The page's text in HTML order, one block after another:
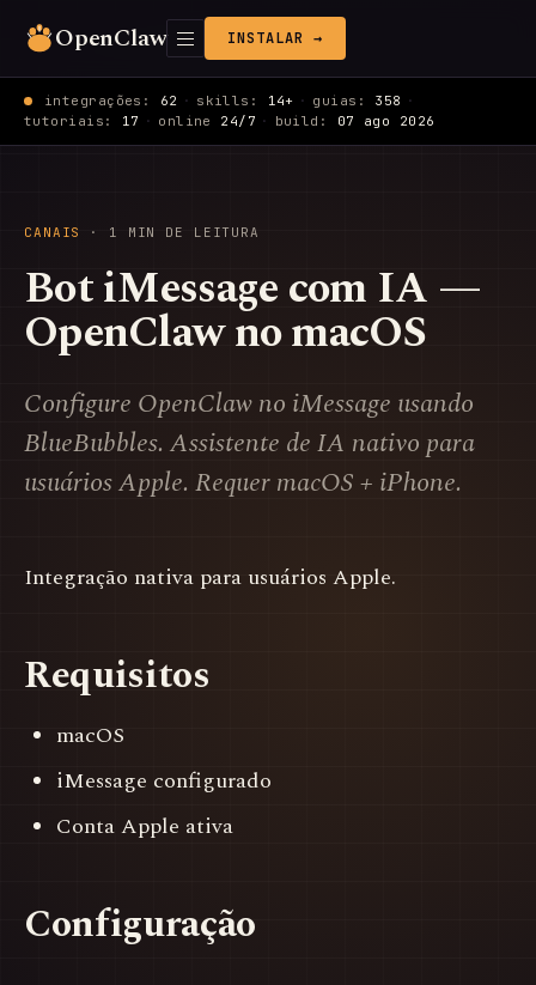
OpenClaw INSTALAR →
integrações: 62 · skills: 14+ · guias: 358 ·
tutoriais: 17 · online 24/7 · build: 07 ago 2026
CANAIS · 1 MIN DE LEITURA
Bot iMessage com IA —
OpenClaw no macOS
Configure OpenClaw no iMessage usando
BlueBubbles. Assistente de IA nativo para
usuários Apple. Requer macOS + iPhone.
Integração nativa para usuários Apple.
Requisitos
macOS
iMessage configurado
Conta Apple ativa
Configuração